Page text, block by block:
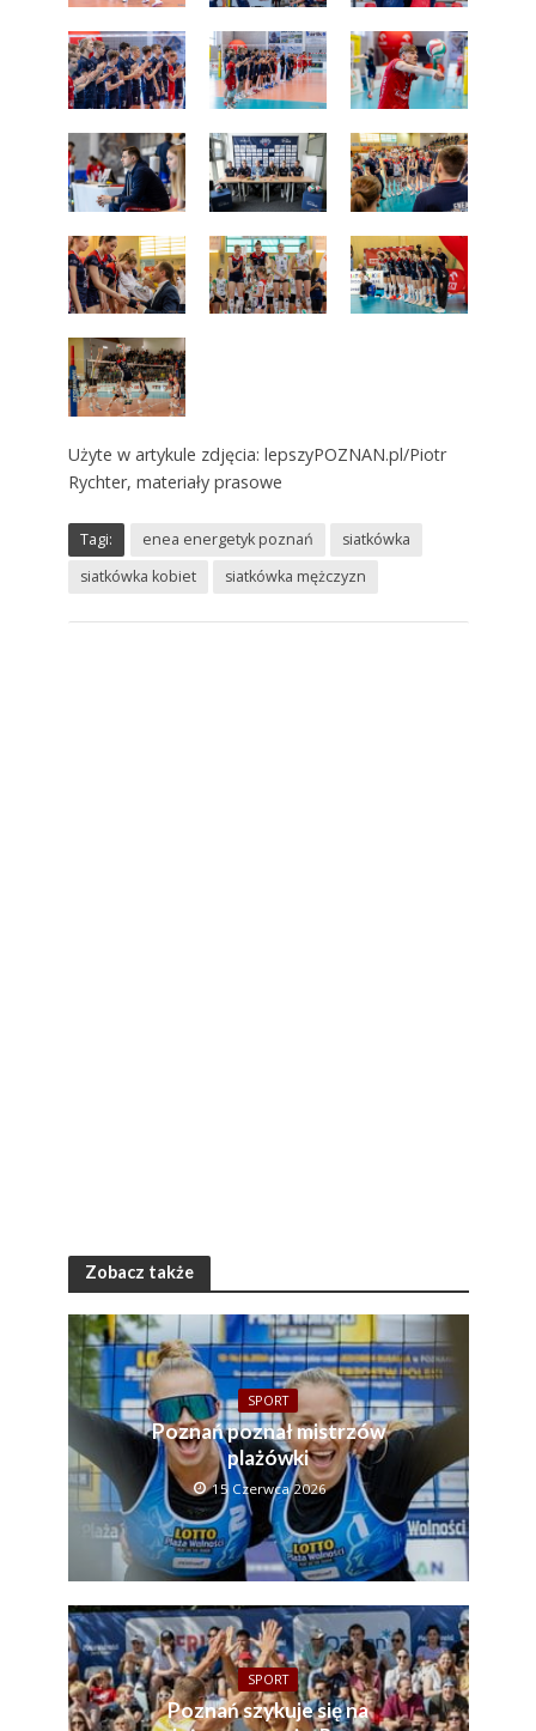
Użyte w artykule zdjęcia: lepszyPOZNAN.pl/Piotr
Rychter, materiały prasowe
Tagi: enea energetyk poznań
siatkówka
siatkówka kobiet
siatkówka mężczyzn
Zobacz także
SPORT
Poznań poznał mistrzów
plażówki
15 Czerwca 2026
SPORT
Poznań szykuje się na